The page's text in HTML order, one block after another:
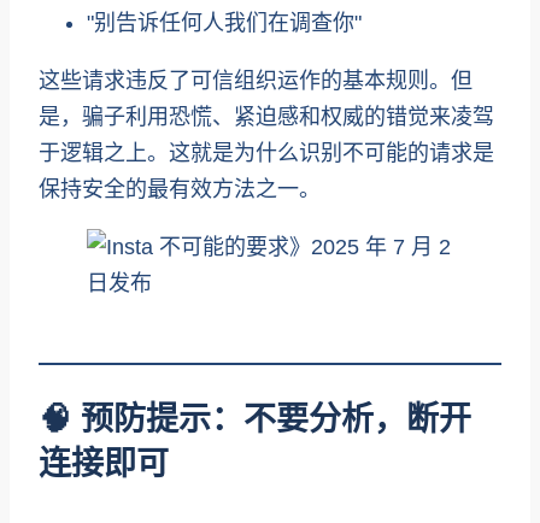
"别告诉任何人我们在调查你"
这些请求违反了可信组织运作的基本规则。但
是，骗子利用恐慌、紧迫感和权威的错觉来凌驾
于逻辑之上。这就是为什么识别不可能的请求是
保持安全的最有效方法之一。
🧠 预防提示：不要分析，断开
连接即可